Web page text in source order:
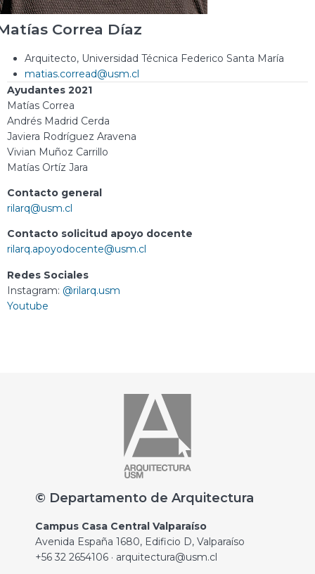
Correa Díaz
Arquitecto, Universidad Técnica Federico Santa María
matias.corread@usm.cl
Ayudantes 2021
Matías Correa
Andrés Madrid Cerda
Javiera Rodríguez Aravena
Vivian Muñoz Carrillo
Matías Ortíz Jara
Contacto general
rilarq@usm.cl
Contacto solicitud apoyo docente
rilarq.apoyodocente@usm.cl
Redes Sociales
Instagram: @rilarq.usm
Youtube
© Departamento de Arquitectura
Campus Casa Central Valparaíso
Avenida España 1680, Edificio D, Valparaíso
+56 32 2654106 · arquitectura@usm.cl